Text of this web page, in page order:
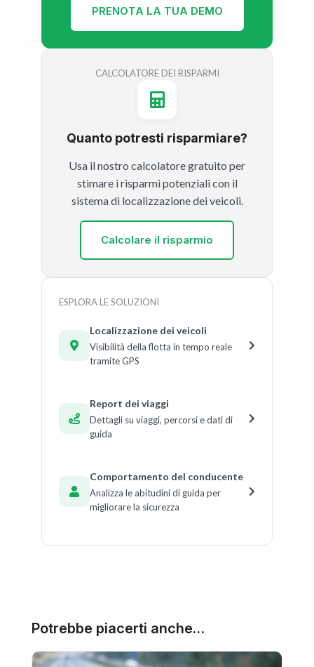
PRENOTA LA TUA DEMO
CALCOLATORE DEI RISPARMI
Quanto potresti risparmiare?
Usa il nostro calcolatore gratuito per
stimare i risparmi potenziali con il
sistema di localizzazione dei veicoli.
Calcolare il risparmio
ESPLORA LE SOLUZIONI
Localizzazione dei veicoli
Visibilità della flotta in tempo reale
tramite GPS
Report dei viaggi
Dettagli su viaggi, percorsi e dati di
guida
Comportamento del conducente
Analizza le abitudini di guida per
migliorare la sicurezza
Potrebbe piacerti anche…